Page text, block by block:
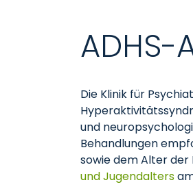
Die Klinik für
und
Behandlungen
sowie dem Alter der
und Jugendalters